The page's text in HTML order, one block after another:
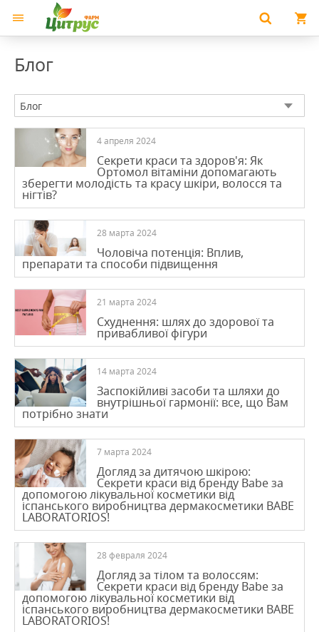
Блог
Блог
4 апреля 2024
Секрети краси та здоров'я: Як
Ортомол вітаміни допомагають
зберегти молодість та красу шкіри, волосся та
нігтів?
28 марта 2024
Чоловіча потенція: Вплив,
препарати та способи підвищення
21 марта 2024
Схуднення: шлях до здорової та
привабливої фігури
14 марта 2024
Заспокійливі засоби та шляхи до
внутрішньої гармонії: все, що Вам
потрібно знати
7 марта 2024
Догляд за дитячою шкірою:
Секрети краси від бренду Babe за
допомогою лікувальної косметики від
іспанського виробництва дермакосметики BABE
LABORATORIOS!
28 февраля 2024
Догляд за тілом та волоссям:
Секрети краси від бренду Babe за
допомогою лікувальної косметики від
іспанського виробництва дермакосметики BABE
LABORATORIOS!